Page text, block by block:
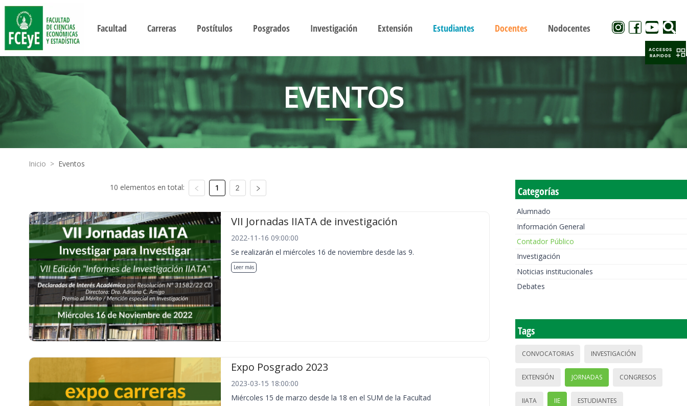
Facultad Carreras Postítulos Posgrados Investigación Extensión Estudiantes Docentes Nodocentes
EVENTOS
Inicio > Eventos
10 elementos en total: 1 2
VII Jornadas IIATA de investigación
2022-11-16 09:00:00
Se realizarán el miércoles 16 de noviembre desde las 9.
Leer más
Expo Posgrado 2023
2023-03-15 18:00:00
Miércoles 15 de marzo desde la 18 en el SUM de la Facultad
Categorías
Alumnado
Información General
Contador Público
Investigación
Noticias institucionales
Debates
Tags
CONVOCATORIAS INVESTIGACIÓN
EXTENSIÓN JORNADAS CONGRESOS
IIATA IIE ESTUDIANTES
ACCESOS
RAPIDOS